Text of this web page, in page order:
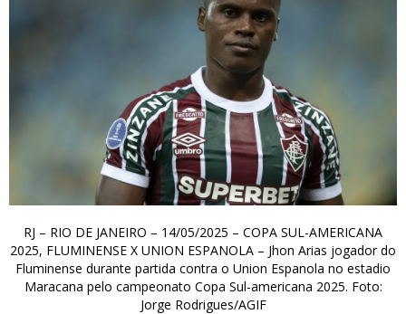
RJ – RIO DE JANEIRO – 14/05/2025 – COPA SUL-AMERICANA
2025, FLUMINENSE X UNION ESPANOLA – Jhon Arias jogador do
Fluminense durante partida contra o Union Espanola no estadio
Maracana pelo campeonato Copa Sul-americana 2025. Foto:
Jorge Rodrigues/AGIF